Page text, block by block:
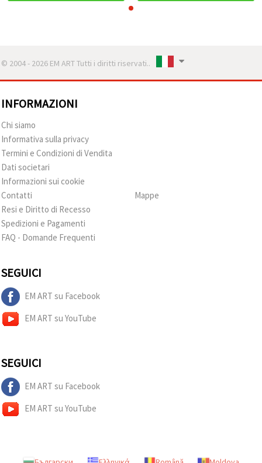
© 2004 - 2026 EM ART Tutti i diritti riservati..
INFORMAZIONI
Chi siamo
Informativa sulla privacy
Termini e Condizioni di Vendita
Dati societari
Informazioni sui cookie
Contatti
Resi e Diritto di Recesso
Spedizioni e Pagamenti
FAQ - Domande Frequenti
Mappe
SEGUICI
EM ART su Facebook
EM ART su YouTube
SEGUICI
EM ART su Facebook
EM ART su YouTube